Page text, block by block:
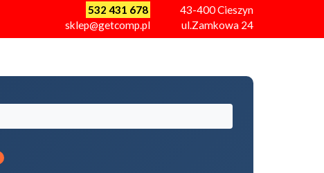
532 431 678
sklep@getcomp.pl
43-400Cieszyn
ul.Zamkowa 24